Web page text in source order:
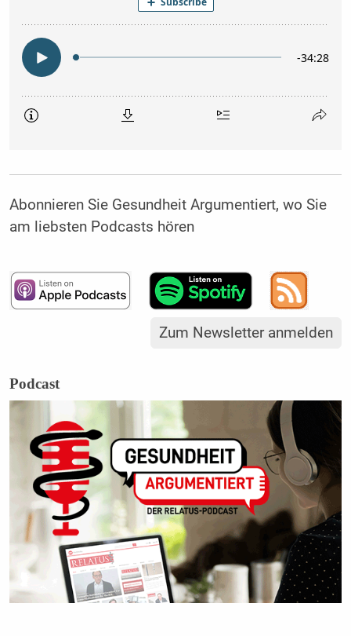
Abonnieren Sie Gesundheit Argumentiert, wo Sie
am liebsten Podcasts hören
Zum Newsletter anmelden
Podcast